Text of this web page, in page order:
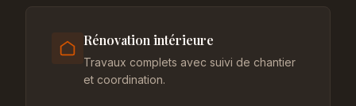
Rénovation intérieure
Travaux complets avec suivi de chantier
et coordination.